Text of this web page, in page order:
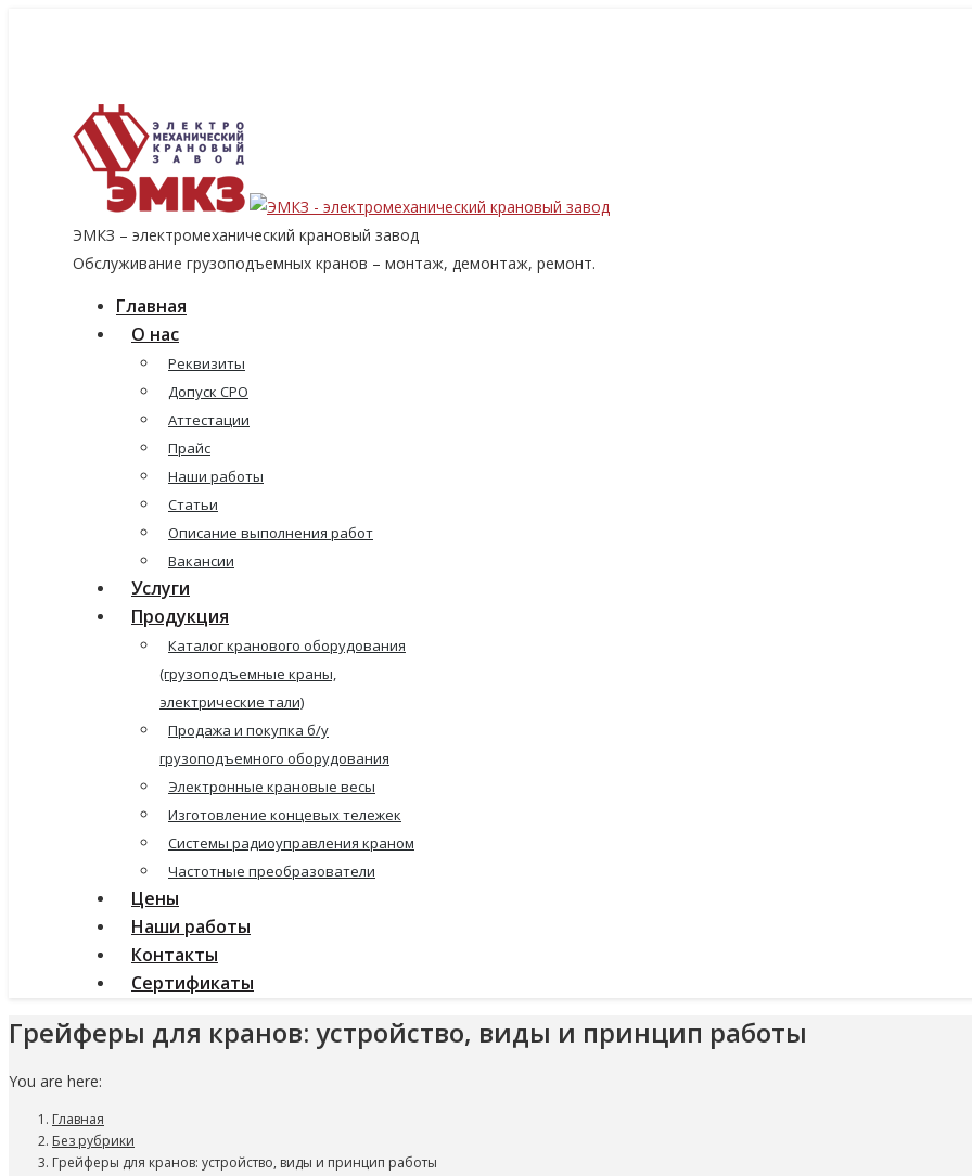
ЭМКЗ – электромеханический крановый завод
Обслуживание грузоподъемных кранов – монтаж, демонтаж, ремонт.
Главная
О нас
Реквизиты
Допуск СРО
Аттестации
Прайс
Наши работы
Статьи
Описание выполнения работ
Вакансии
Услуги
Продукция
Каталог кранового оборудования
(грузоподъемные краны,
электрические тали)
Продажа и покупка б/у
грузоподъемного оборудования
Электронные крановые весы
Изготовление концевых тележек
Системы радиоуправления краном
Частотные преобразователи
Цены
Наши работы
Контакты
Сертификаты
Грейферы для кранов: устройство, виды и принцип работы
You are here:
Главная
Без рубрики
Грейферы для кранов: устройство, виды и принцип работы